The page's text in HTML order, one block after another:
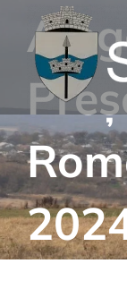
content